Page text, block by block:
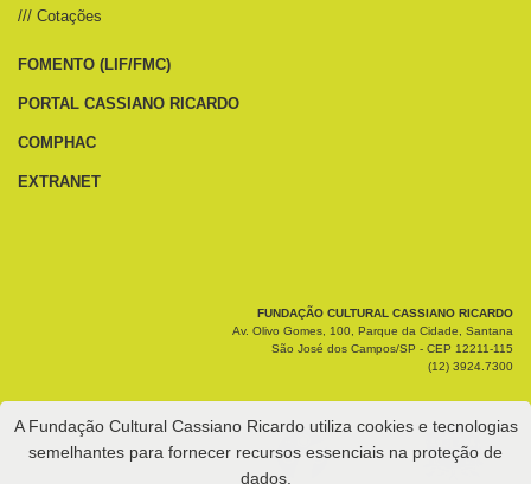
/// Cotações
FOMENTO (LIF/FMC)
PORTAL CASSIANO RICARDO
COMPHAC
EXTRANET
FUNDAÇÃO CULTURAL CASSIANO RICARDO
Av. Olivo Gomes, 100, Parque da Cidade, Santana
São José dos Campos/SP - CEP 12211-115
(12) 3924.7300
A Fundação Cultural Cassiano Ricardo utiliza cookies e tecnologias
semelhantes para fornecer recursos essenciais na proteção de
dados.